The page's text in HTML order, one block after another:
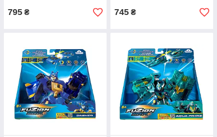
795 ₴ 745 ₴